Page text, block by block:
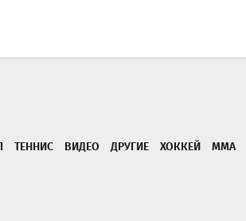
ТЕННИС ВИДЕО ДРУГИЕ ХОККЕЙ
ММА